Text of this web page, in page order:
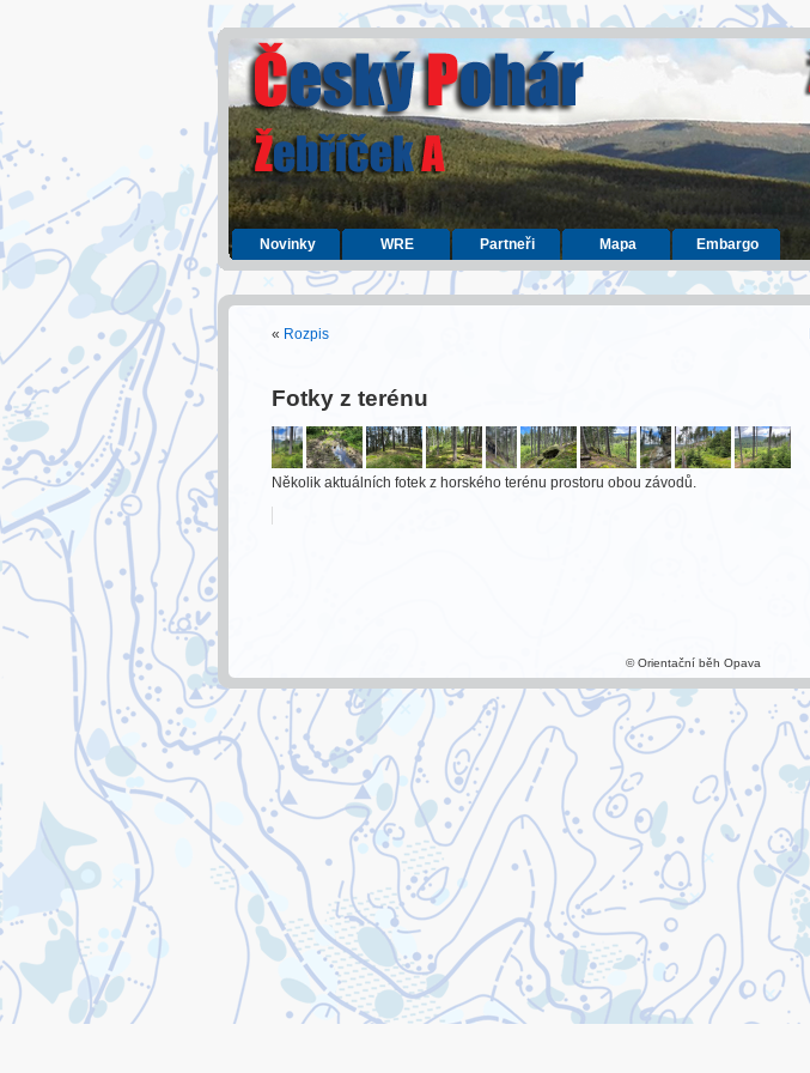
Novinky WRE Partneři Mapa Embargo
« Rozpis
Fotky z terénu
Několik aktuálních fotek z horského terénu prostoru obou závodů.
© Orientační běh Opava